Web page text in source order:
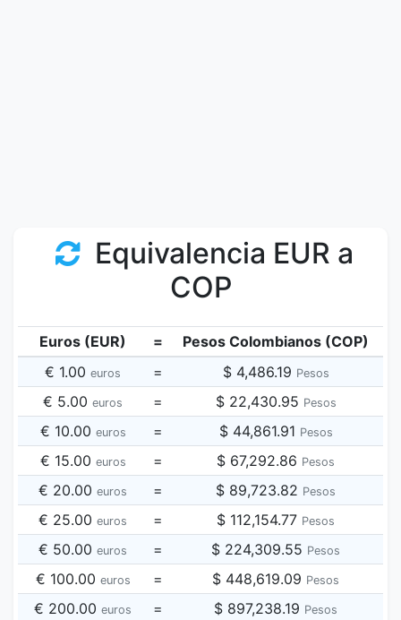
Equivalencia EUR a
COP
Euros (EUR) =
Pesos Colombianos (COP)
€ 1.00 euros = $ 4,486.19 Pesos
€ 5.00 euros = $ 22,430.95 Pesos
€ 10.00 euros = $ 44,861.91 Pesos
€ 15.00 euros = $ 67,292.86 Pesos
€ 20.00 euros = $ 89,723.82 Pesos
€ 25.00 euros = $ 112,154.77 Pesos
€ 50.00 euros = $ 224,309.55 Pesos
€ 100.00 euros = $ 448,619.09 Pesos
€ 200.00 euros = $ 897,238.19 Pesos